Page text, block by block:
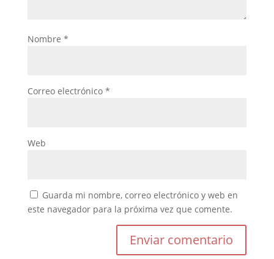
Nombre *
Correo electrónico *
Web
Guarda mi nombre, correo electrónico y web en
este navegador para la próxima vez que comente.